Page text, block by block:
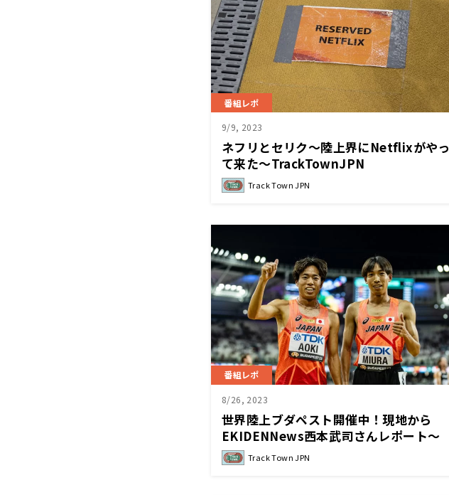
番組レポ
9/9, 2023
ネフリとセリク～陸上界にNetflixがやっ
て来た～TrackTownJPN
Track Town JPN
番組レポ
8/26, 2023
世界陸上ブダペスト開催中！現地から
EKIDENNews西本武司さんレポート～
TrackTownJPN
Track Town JPN